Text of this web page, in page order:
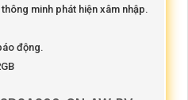
minh phát hiện xâm nhập.
động.